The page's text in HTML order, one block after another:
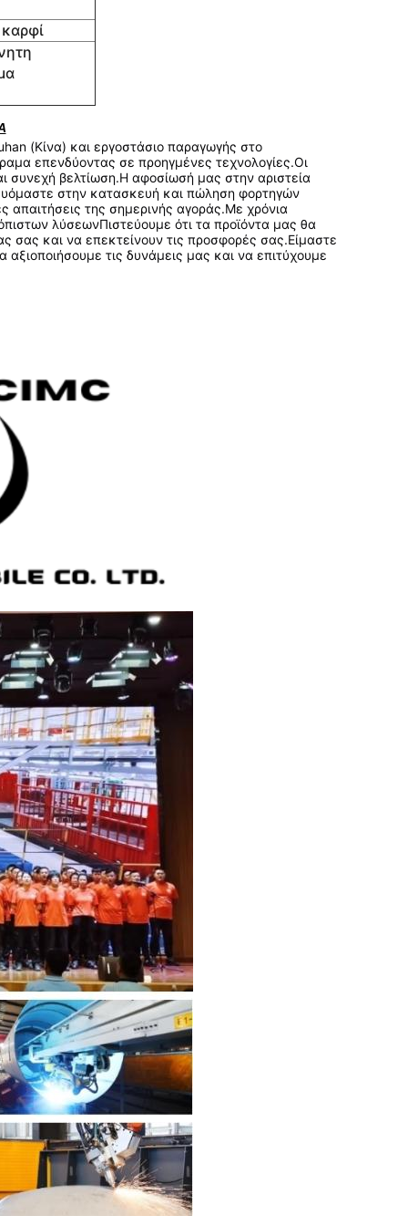
(Κίνα) και εργοστάσιο παραγωγής στο
επενδύοντας σε προηγμένες τεχνολογίες.Οι
συνεχή βελτίωση.Η αφοσίωσή μας στην αριστεία
στην κατασκευή και πώληση φορτηγών
απαιτήσεις της σημερινής αγοράς.Με χρόνια
λύσεωνΠιστεύουμε ότι τα προϊόντα μας θα
σας και να επεκτείνουν τις προσφορές σας.Είμαστε
αξιοποιήσουμε τις δυνάμεις μας και να επιτύχουμε